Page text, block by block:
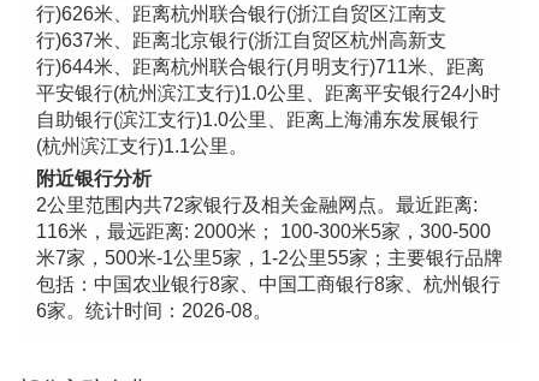
行)626米、距离杭州联合银行(浙江自贸区江南支
行)637米、距离北京银行(浙江自贸区杭州高新支
行)644米、距离杭州联合银行(月明支行)711米、距离
平安银行(杭州滨江支行)1.0公里、距离平安银行24小时
自助银行(滨江支行)1.0公里、距离上海浦东发展银行
(杭州滨江支行)1.1公里。
附近银行分析
2公里范围内共72家银行及相关金融网点。最近距离:
116米，最远距离: 2000米； 100-300米5家，300-500
米7家，500米-1公里5家，1-2公里55家；主要银行品牌
包括：中国农业银行8家、中国工商银行8家、杭州银行
6家。统计时间：2026-08。